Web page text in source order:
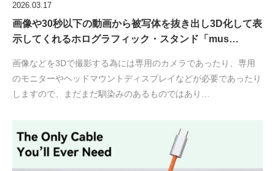
2026.03.17
画像や30秒以下の動画から被写体を抜き出し3D化して表
示してくれるホログラフィック・スタンド「mus…
画像などを3Dで撮影する為には専用のカメラであったり、専用
のモニターやヘッドマウントディスプレイなどが必要であったり
しますので、まだまだ馴染みのあるものではあり…